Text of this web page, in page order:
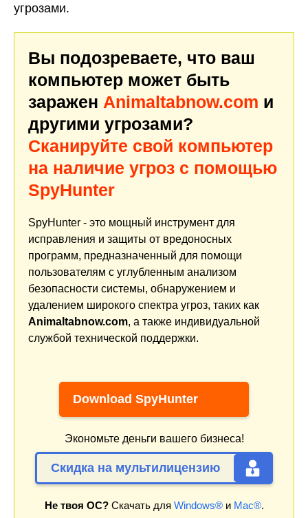
угрозами.
Вы подозреваете, что ваш
компьютер может быть
заражен Animaltabnow.com и
другими угрозами?
Сканируйте свой компьютер
на наличие угроз с помощью
SpyHunter
SpyHunter - это мощный инструмент для
исправления и защиты от вредоносных
программ, предназначенный для помощи
пользователям с углубленным анализом
безопасности системы, обнаружением и
удалением широкого спектра угроз, таких как
Animaltabnow.com, а также индивидуальной
службой технической поддержки.
Download SpyHunter
Экономьте деньги вашего бизнеса!
Скидка на мультилицензию
Не твоя ОС?Скачать для Windows®и Mac®.